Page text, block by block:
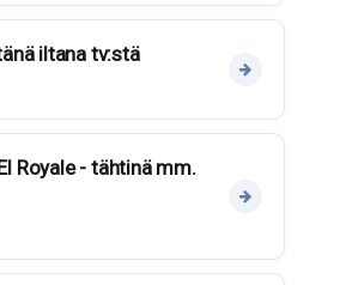
iltana tv:stä
Royale - tähtinä mm.